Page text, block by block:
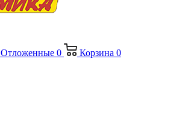
Отложенные 0 Корзина 0